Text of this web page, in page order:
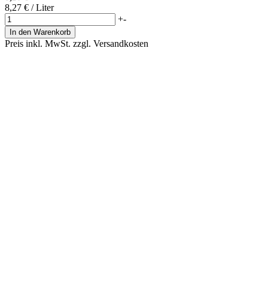
8,27 € / Liter
+-
In den Warenkorb
Preis inkl. MwSt. zzgl. Versandkosten